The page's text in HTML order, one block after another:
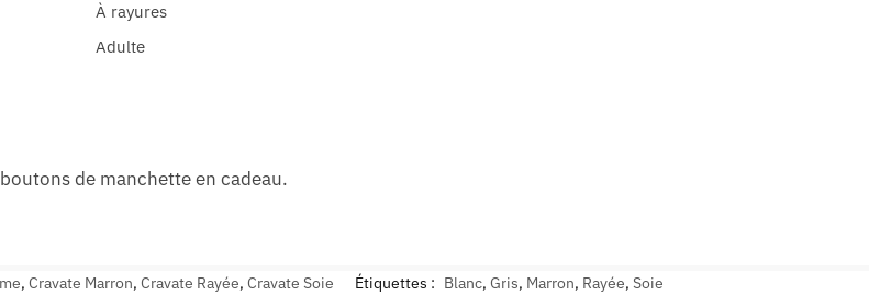
À rayures
Adulte
de manchette en cadeau.
, Cravate Marron, Cravate Rayée, Cravate Soie Étiquettes : Blanc, Gris, Marron, Rayée, Soie